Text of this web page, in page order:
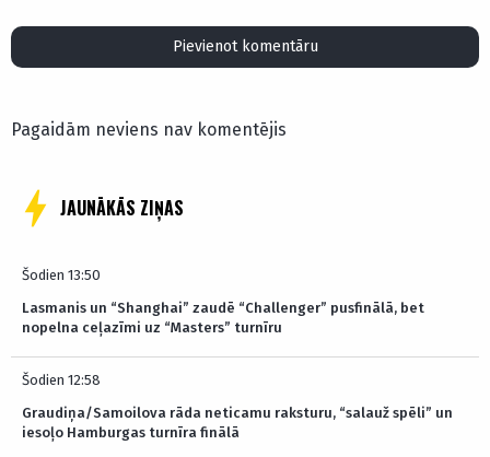
Pievienot komentāru
Pagaidām neviens nav komentējis
JAUNĀKĀS ZIŅAS
Šodien 13:50
Lasmanis un “Shanghai” zaudē “Challenger” pusfinālā, bet
nopelna ceļazīmi uz “Masters” turnīru
Šodien 12:58
Graudiņa/Samoilova rāda neticamu raksturu, “salauž spēli” un
iesoļo Hamburgas turnīra finālā